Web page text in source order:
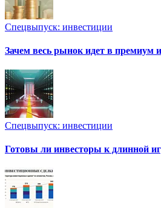
Спецвыпуск: инвестиции
Зачем весь рынок идет в премиум
Спецвыпуск: инвестиции
Готовы ли инвесторы к длинной